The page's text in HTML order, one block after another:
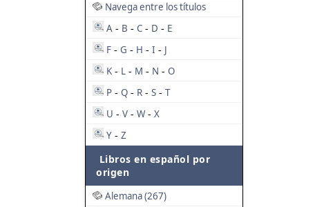
Navega entre los títulos
A - B - C - D - E
F - G - H - I - J
K - L - M - N - O
P - Q - R - S - T
U - V - W - X
Y - Z
Libros en español por
origen
Alemana (267)